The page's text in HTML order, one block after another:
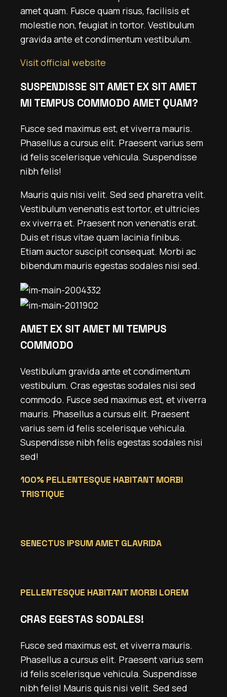
amet quam. Fusce quam risus, facilisis et
molestie non, feugiat in tortor. Vestibulum
gravida ante et condimentum vestibulum.
Visit official website
SUSPENDISSE SIT AMET EX SIT AMET
MI TEMPUS COMMODO AMET QUAM?
Fusce sed maximus est, et viverra mauris.
Phasellus a cursus elit. Praesent varius sem
id felis scelerisque vehicula. Suspendisse
nibh felis!
Mauris quis nisi velit. Sed sed pharetra velit.
Vestibulum venenatis est tortor, et ultricies
ex viverra et. Praesent non venenatis erat.
Duis et risus vitae quam lacinia finibus.
Etiam auctor suscipit consequat. Morbi ac
bibendum mauris egestas sodales nisi sed.
AMET EX SIT AMET MI TEMPUS
COMMODO
Vestibulum gravida ante et condimentum
vestibulum. Cras egestas sodales nisi sed
commodo. Fusce sed maximus est, et viverra
mauris. Phasellus a cursus elit. Praesent
varius sem id felis scelerisque vehicula.
Suspendisse nibh felis egestas sodales nisi
sed!
100% PELLENTESQUE HABITANT MORBI
TRISTIQUE
SENECTUS IPSUM AMET GLAVRIDA
PELLENTESQUE HABITANT MORBI LOREM
CRAS EGESTAS SODALES!
Fusce sed maximus est, et viverra mauris.
Phasellus a cursus elit. Praesent varius sem
id felis scelerisque vehicula. Suspendisse
nibh felis! Mauris quis nisi velit. Sed sed